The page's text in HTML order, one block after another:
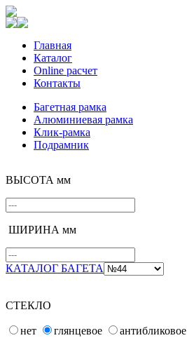
Главная
Каталог
Online расчет
Контакты
Багетная рамка
Алюминиевая рамка
Клик-рамка
Подрамник
ВЫСОТА мм
ШИРИНА мм
КАТАЛОГ БАГЕТА
СТЕКЛО
нет глянцевое
антибликовое